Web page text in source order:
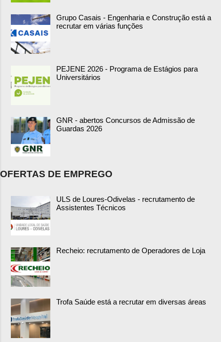
Grupo Casais - Engenharia e Construção está a
recrutar em várias funções
PEJENE 2026 - Programa de Estágios para
Universitários
GNR - abertos Concursos de Admissão de
Guardas 2026
OFERTAS DE EMPREGO
ULS de Loures-Odivelas - recrutamento de
Assistentes Técnicos
Recheio: recrutamento de Operadores de Loja
Trofa Saúde está a recrutar em diversas áreas